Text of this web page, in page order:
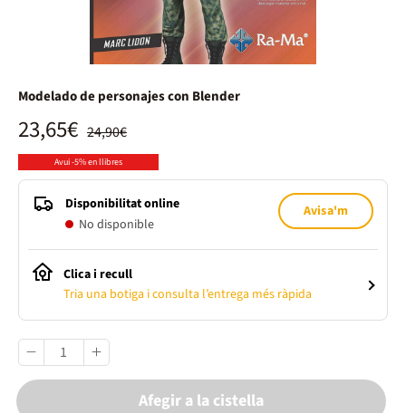
Modelado de personajes con Blender
24,90€
23,65€
Avui -5% en llibres
Disponibilitat online
No disponible
Avisa'm
Clica i recull
Tria una botiga i consulta l’entrega més ràpida
Afegir a la cistella